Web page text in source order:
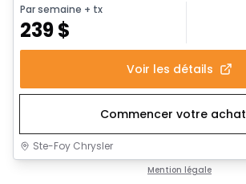
Par semaine + tx
239$
Voir les détails
Commencer votre achat
Ste-Foy Chrysler
Mention légale